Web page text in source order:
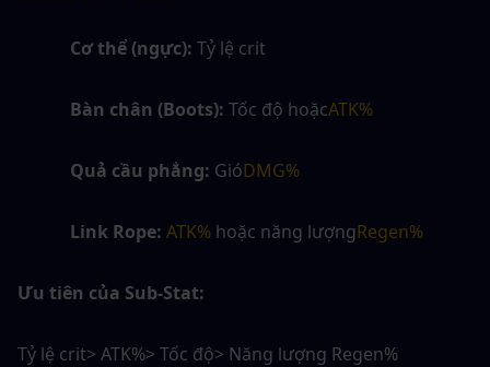
Cơ thể (ngực): Tỷ lệ crit
Bàn chân (Boots): Tốc độ hoặcATK%
Quả cầu phẳng: GióDMG%
Link Rope: ATK% hoặc năng lượngRegen%
Ưu tiên của Sub-Stat:
Tỷ lệ crit> ATK%> Tốc độ> Năng lượng Regen%